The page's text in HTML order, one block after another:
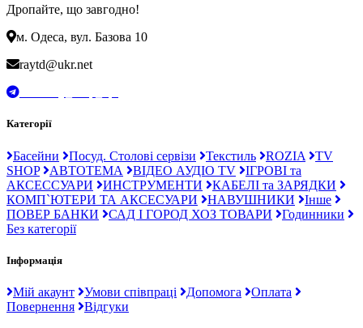
Дропайте, що завгодно!
м. Одеса, вул. Базова 10
raytd@ukr.net
Категорії
Басейни Посуд. Столові сервізи Текстиль ROZIA
TV
SHOP
АВТОТЕМА ВІДЕО АУДІО TV
ІГРОВІ та
АКСЕССУАРИ
ИНСТРУМЕНТИ
КАБЕЛІ та ЗАРЯДКИ
КОМП`ЮТЕРИ ТА АКСЕСУАРИ
НАВУШНИКИ
Інше
ПОВЕР БАНКИ
САД І ГОРОД ХОЗ ТОВАРИ
Годинники
Без категорії
Інформація
Мій акаунт Умови співпраці Допомога
Оплата
Повернення
Відгуки